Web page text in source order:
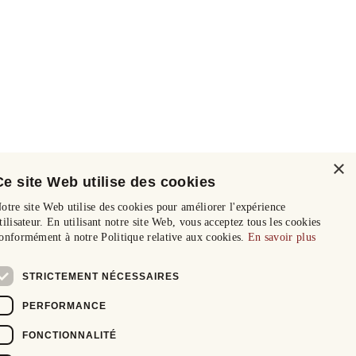
×
site Web utilise des cookies
site Web utilise des cookies pour améliorer l'expérience
En utilisant notre site Web, vous acceptez tous les cookies
à notre Politique relative aux cookies. En savoir plus
STRICTEMENT NÉCESSAIRES
PERFORMANCE
FONCTIONNALITÉ